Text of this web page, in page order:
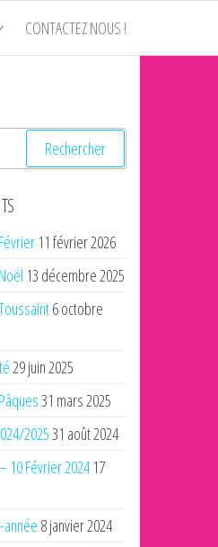
CONTACTEZ NOUS !
11 février 2026
13 décembre 2025
6 octobre
29 juin 2025
31 mars 2025
202531 août 2024
10 Février 2024 17
8 janvier 2024